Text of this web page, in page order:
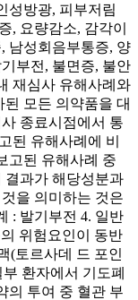
성방광, 피부저림
, 요량감소, 감각이
남성회음부통증, 양
부전, 불면증, 불안
재심사 유해사례와
모든 의약품을 대
종료시점에서 통
된 유해사례에 비
고된 유해사례 중
결과가 해당성분과
을 의미하는 것은
: 발기부전 4. 일반
위험요인이 동반
(토르사데 드 포인
환자에서 기도폐
의 투여 중 혈관 부